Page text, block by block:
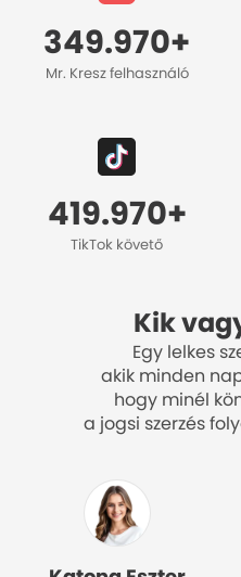
349.970+
Mr. Kresz felhasználó
419.970+
TikTok követő
Kik
Egy lelkes
akik minden
hogy minél
a jogsi szerzés